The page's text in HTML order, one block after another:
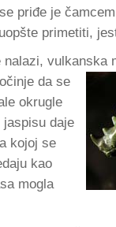
priđe je
primetiti,
vulkanska
da se
okrugle
jaspisu daje
kojoj se
kao
mogla